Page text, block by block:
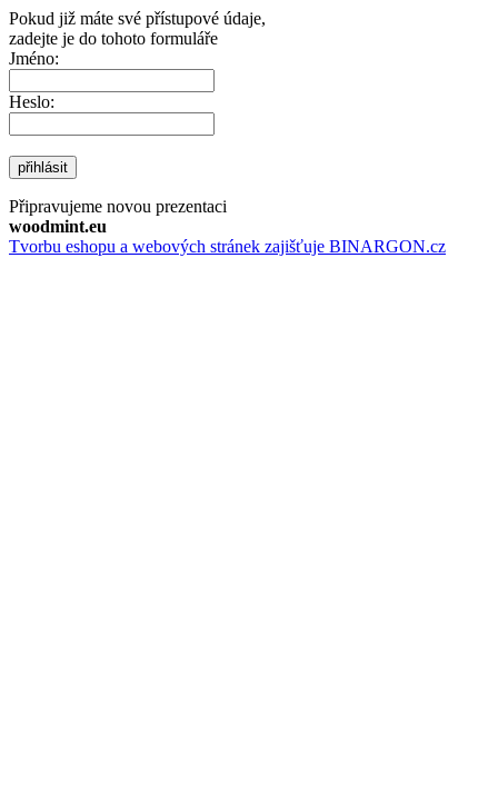
Pokud již máte své přístupové údaje,
zadejte je do tohoto formuláře
Jméno:
Heslo:
přihlásit
Připravujeme novou prezentaci
woodmint.eu
Tvorbu eshopu a webových stránek zajišťuje BINARGON.cz